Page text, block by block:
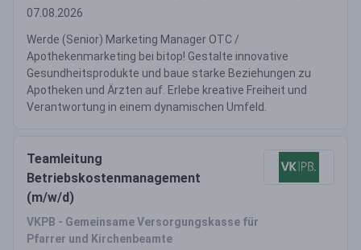
07.08.2026
Werde (Senior) Marketing Manager OTC /
Apothekenmarketing bei bitop! Gestalte innovative
Gesundheitsprodukte und baue starke Beziehungen zu
Apotheken und Ärzten auf. Erlebe kreative Freiheit und
Verantwortung in einem dynamischen Umfeld.
Teamleitung
Betriebskostenmanagement
(m/w/d)
VKPB - Gemeinsame Versorgungskasse für
Pfarrer und Kirchenbeamte